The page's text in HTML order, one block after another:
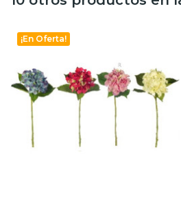
¡En Oferta!